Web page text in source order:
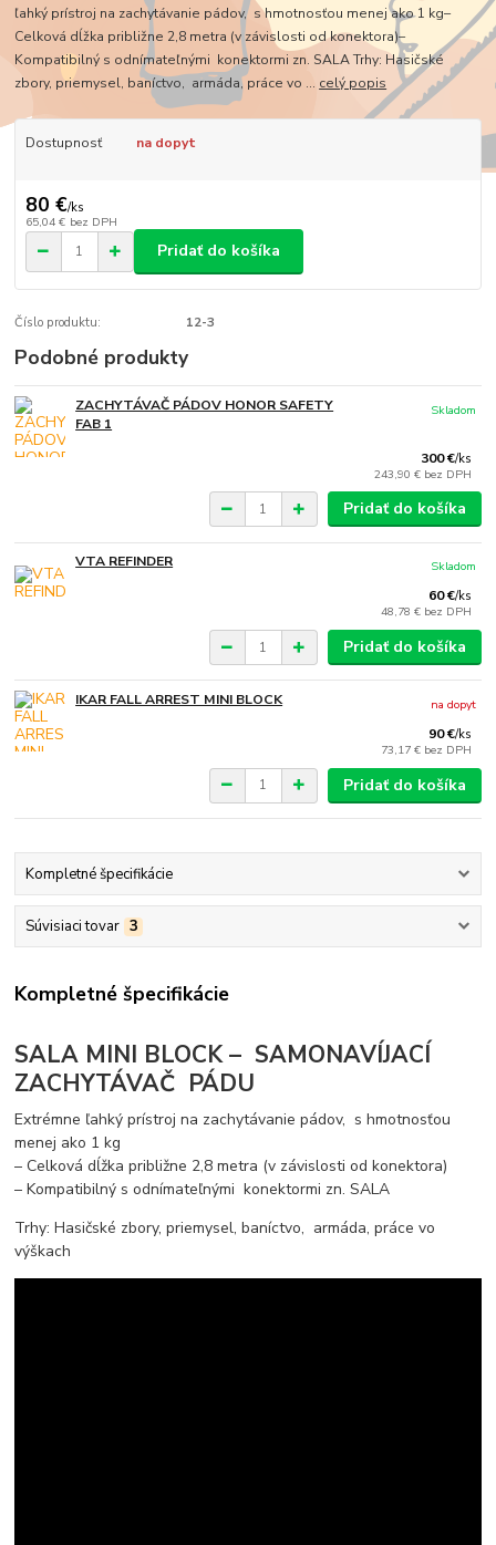
ľahký prístroj na zachytávanie pádov, s hmotnosťou menej ako 1 kg–
Celková dĺžka približne 2,8 metra (v závislosti od konektora)–
Kompatibilný s odnímateľnými konektormi zn. SALA Trhy: Hasičské
zbory, priemysel, baníctvo, armáda, práce vo ... celý popis
Dostupnosť na dopyt
80 €/ks
65,04 € bez DPH
Pridať do košíka
Číslo produktu: 12-3
Podobné produkty
ZACHYTÁVAČ PÁDOV HONOR SAFETY
FAB 1
300 €/ks
243,90 € bez DPH
Skladom
Pridať do košíka
VTA REFINDER
60 €/ks
48,78 € bez DPH
Skladom
Pridať do košíka
IKAR FALL ARREST MINI BLOCK
90 €/ks
73,17 € bez DPH
na dopyt
Pridať do košíka
Kompletné špecifikácie
Súvisiaci tovar 3
Kompletné špecifikácie
SALA MINI BLOCK – SAMONAVÍJACÍ
ZACHYTÁVAČ PÁDU
Extrémne ľahký prístroj na zachytávanie pádov, s hmotnosťou
menej ako 1 kg
– Celková dĺžka približne 2,8 metra (v závislosti od konektora)
– Kompatibilný s odnímateľnými konektormi zn. SALA
Trhy: Hasičské zbory, priemysel, baníctvo, armáda, práce vo
výškach